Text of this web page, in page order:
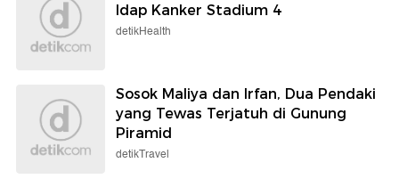
Idap Kanker Stadium 4
detikHealth
Sosok Maliya dan Irfan, Dua Pendaki
yang Tewas Terjatuh di Gunung
Piramid
detikTravel